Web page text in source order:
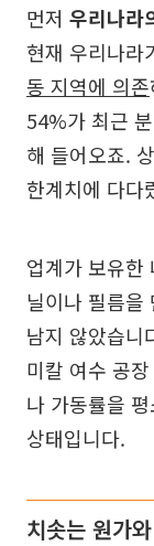
먼저 우리나라
현재 우리나라
동 지역에 의존
54%가 최근
해 들어오죠.
한계치에 다다
업계가 보유한
닐이나 필름을
남지 않았습니
미칼 여수 공
나 가동률을
상태입니다.
치솟는 원가